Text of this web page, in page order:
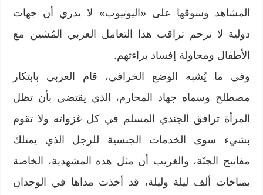
المشاهد وسوقها على «اليوتيوب» لا يدري أن جهات
دولية لا ترحم تراقب هذا التعامل العربي المُشين مع
الأطفال ومحاولة إفساد براءتهم.
وفي ما يُشبه الوضع الخرافي، قام العربي بابتكار
مصطلح وسماه جهاد المحارم، الذي يقتضي بأن تظل
المرأة ترافق الجندي المسلم في كل غزواته ولا تقوم
بشيء سوى الخدمات الجنسية للرجل الذي يمتلك
مفاتيح الجنّة، والغريب أن مثل هذه المشهدية، الخاصة
بمناخات ألف ليلة وليلة، قد أخذت مداها في الوجدان